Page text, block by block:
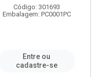
Código: 301693
Embalagem: PC0001PC
Entre ou
cadastre-se